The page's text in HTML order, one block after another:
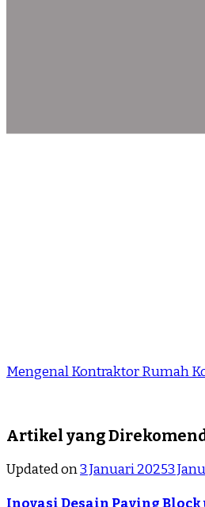
Mengenal Kontraktor Rumah
Artikel yang
Updated on3 Januari 20253
Inovasi Desain Paving